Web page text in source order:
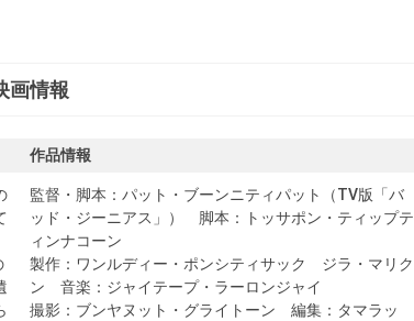
画情報
作品情報
監督・脚本：パット・ブーンニティパット（TV版「バ
ッド・ジーニアス」） 脚本：トッサポン・ティップテ
ィンナコーン
製作：ワンルディー・ポンシティサック ジラ・マリク
ン 音楽：ジャイテープ・ラーロンジャイ
撮影：ブンヤヌット・グライトーン 編集：タマラッ